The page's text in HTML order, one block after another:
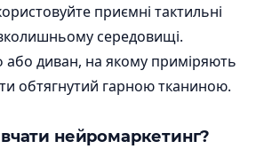
приємні тактильні
середовищі.
або диван, на якому приміряють
обтягнутий гарною тканиною.
нейромаркетинг?